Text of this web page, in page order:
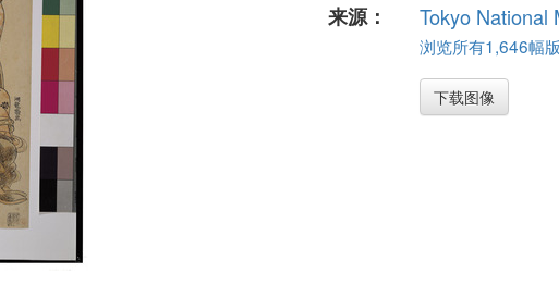
来源：
Tokyo National
浏览所有1,646幅
下载图像